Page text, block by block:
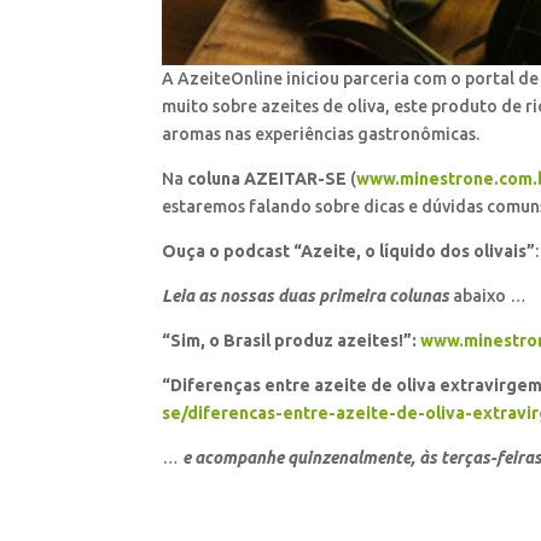
A AzeiteOnline iniciou parceria com o portal
muito sobre azeites de oliva, este produto de
aromas nas experiências gastronômicas.
Na coluna AZEITAR-SE (
estaremos falando sobre dicas e dúvidas
Ouça o podcast “Azeite, o líquido dos olivais”:
Leia as nossas duas primeira colunasabaixo …
“Sim, o Brasil produz azeites!”:
“Diferenças entre azeite de oliva
se/diferencas-entre-azeite-de-oliva-
… e acompanhe quinzenalmente, às terças-